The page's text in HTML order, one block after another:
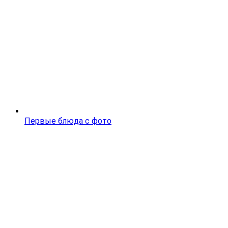
Первые блюда с фото